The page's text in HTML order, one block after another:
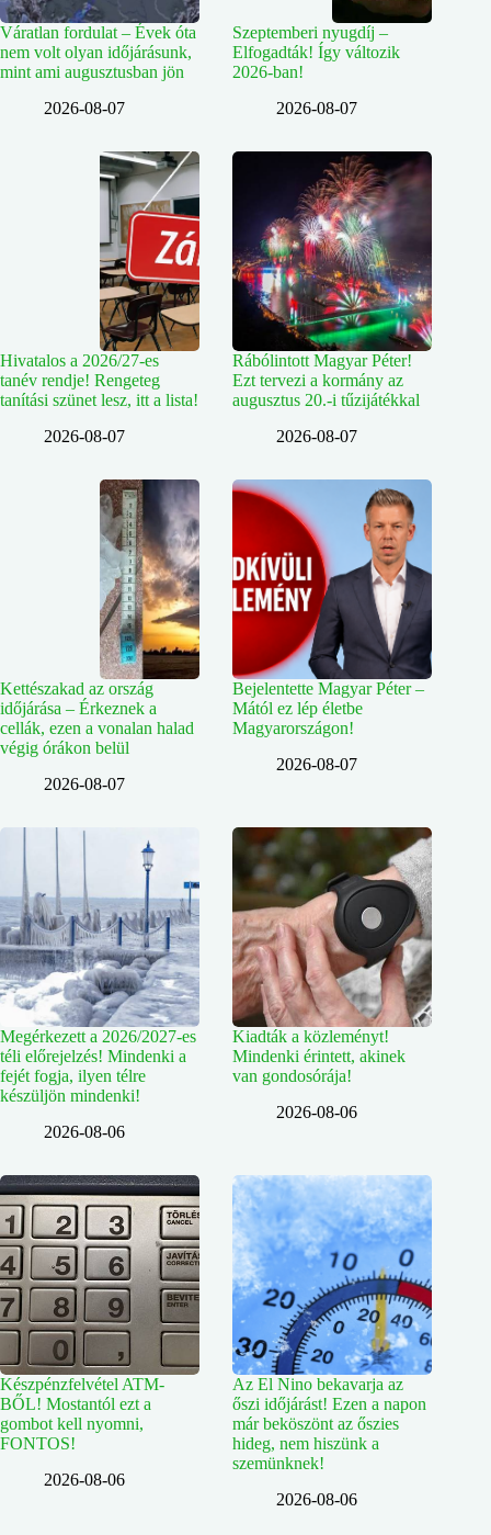
Váratlan fordulat – Évek óta
nem volt olyan időjárásunk,
mint ami augusztusban jön
2026-08-07
Szeptemberi nyugdíj –
Elfogadták! Így változik
2026-ban!
2026-08-07
Hivatalos a 2026/27-es
tanév rendje! Rengeteg
tanítási szünet lesz, itt a lista!
2026-08-07
Rábólintott Magyar Péter!
Ezt tervezi a kormány az
augusztus 20.-i tűzijátékkal
2026-08-07
Kettészakad az ország
időjárása – Érkeznek a
cellák, ezen a vonalan halad
végig órákon belül
2026-08-07
Bejelentette Magyar Péter –
Mától ez lép életbe
Magyarországon!
2026-08-07
Megérkezett a 2026/2027-es
téli előrejelzés! Mindenki a
fejét fogja, ilyen télre
készüljön mindenki!
2026-08-06
Kiadták a közleményt!
Mindenki érintett, akinek
van gondosórája!
2026-08-06
Készpénzfelvétel ATM-
BŐL! Mostantól ezt a
gombot kell nyomni,
FONTOS!
2026-08-06
Az El Nino bekavarja az
őszi időjárást! Ezen a napon
már beköszönt az őszies
hideg, nem hiszünk a
szemünknek!
2026-08-06